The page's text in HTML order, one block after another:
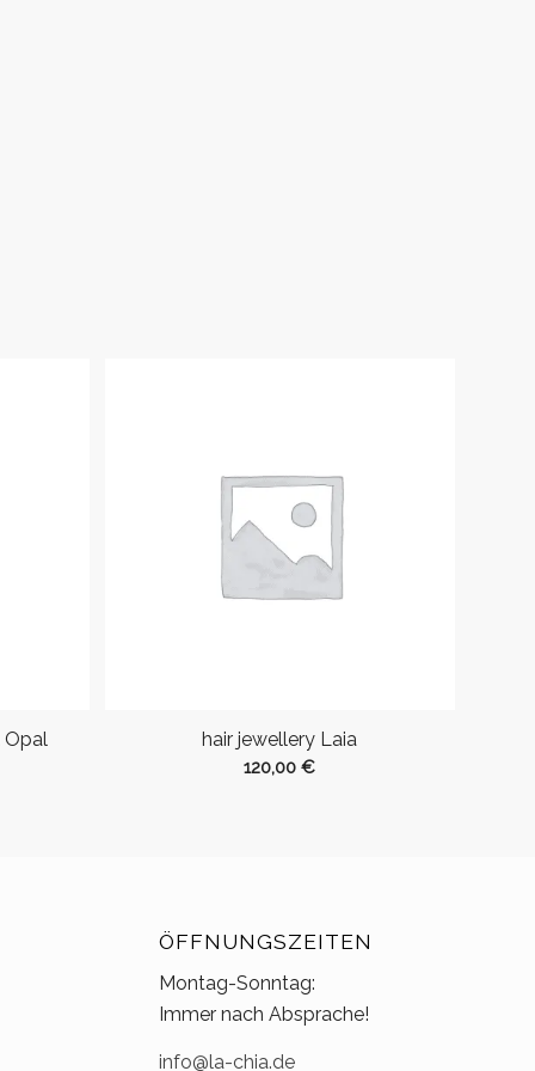
Opal hair jewellery Laia
120,00€
ÖFFNUNGSZEITEN
Montag-Sonntag:
Immer nach Absprache!
info@la-chia.de